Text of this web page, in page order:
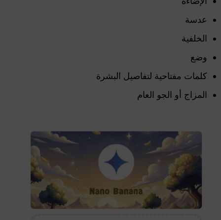
عدسة
الخلفية
وضع
كلمات مفتاحية لتفاصيل البشرة
المزاج أو الجو العام